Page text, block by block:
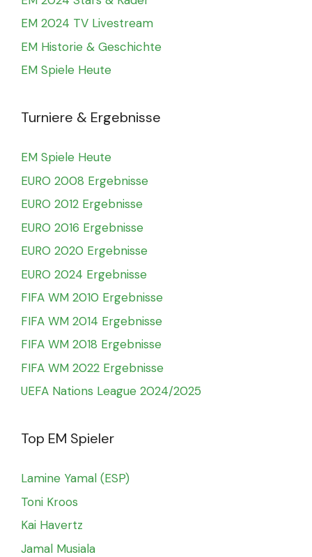
EM 2024 TV Livestream
EM Historie & Geschichte
EM Spiele Heute
Turniere & Ergebnisse
EM Spiele Heute
EURO 2008 Ergebnisse
EURO 2012 Ergebnisse
EURO 2016 Ergebnisse
EURO 2020 Ergebnisse
EURO 2024 Ergebnisse
FIFA WM 2010 Ergebnisse
FIFA WM 2014 Ergebnisse
FIFA WM 2018 Ergebnisse
FIFA WM 2022 Ergebnisse
UEFA Nations League 2024/2025
Top EM Spieler
Lamine Yamal (ESP)
Toni Kroos
Kai Havertz
Jamal Musiala